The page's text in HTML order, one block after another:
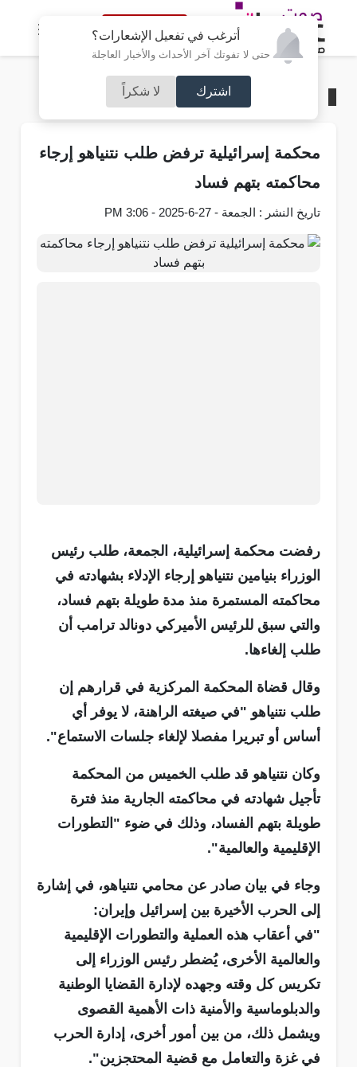
أترغب في تفعيل الإشعارات؟
حتى لا تفوتك آخر الأحداث والأخبار العاجلة
اشترك لا شكراً
النسخة الكاملة
عربي و دولي
محكمة إسرائيلية ترفض طلب نتنياهو إرجاء
محاكمته بتهم فساد
تاريخ النشر : الجمعة - 27-6-2025 - 3:06 PM
رفضت محكمة إسرائيلية، الجمعة، طلب رئيس
الوزراء بنيامين نتنياهو إرجاء الإدلاء بشهادته في
محاكمته المستمرة منذ مدة طويلة بتهم فساد،
والتي سبق للرئيس الأميركي دونالد ترامب أن
طلب إلغاءها.
وقال قضاة المحكمة المركزية في قرارهم إن
طلب نتنياهو "في صيغته الراهنة، لا يوفر أي
أساس أو تبريرا مفصلا لإلغاء جلسات الاستماع".
وكان نتنياهو قد طلب الخميس من المحكمة
تأجيل شهادته في محاكمته الجارية منذ فترة
طويلة بتهم الفساد، وذلك في ضوء "التطورات
الإقليمية والعالمية".
وجاء في بيان صادر عن محامي نتنياهو، في إشارة
إلى الحرب الأخيرة بين إسرائيل وإيران:
"في أعقاب هذه العملية والتطورات الإقليمية
والعالمية الأخرى، يُضطر رئيس الوزراء إلى
تكريس كل وقته وجهده لإدارة القضايا الوطنية
والدبلوماسية والأمنية ذات الأهمية القصوى
ويشمل ذلك، من بين أمور أخرى، إدارة الحرب
في غزة والتعامل مع قضية المحتجزين".